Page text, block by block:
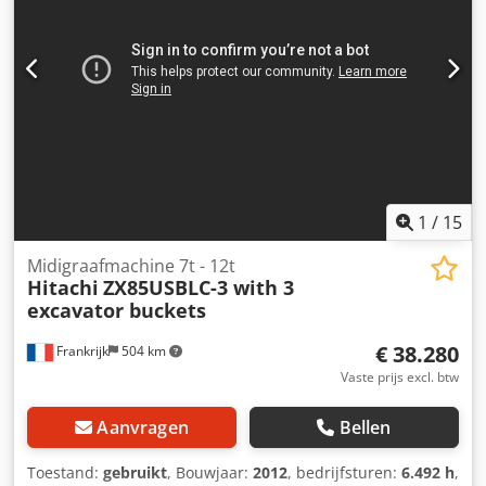
1 / 15
Frankrijk 504 km
Midigraafmachine 7t - 12t
Hitachi ZX85USBLC-3 with 3
excavator buckets
€ 38.280
Vaste prijs excl. btw
Aanvragen Bellen
Toestand: gebruikt, Bouwjaar: 2012, bedrijfsturen: 6.492 h,